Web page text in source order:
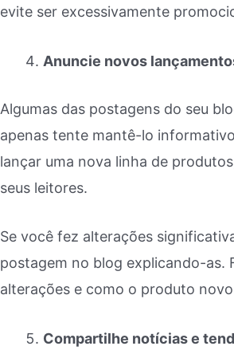
evite ser excessivamente
Anuncie novos
Algumas das postagens do seu
apenas tente mantê-lo
lançar uma nova linha de
seus leitores.
Se você fez alterações
postagem no blog explicando-as.
alterações e como o produto
Compartilhe notícias e